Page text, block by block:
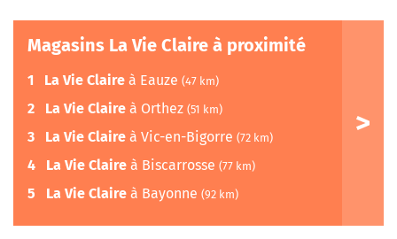
Magasins La Vie Claire à proximité
1 La Vie Claire à Eauze (47 km)
2 La Vie Claire à Orthez (51 km)
3 La Vie Claire à Vic-en-Bigorre (72 km)
4 La Vie Claire à Biscarrosse (77 km)
5 La Vie Claire à Bayonne (92 km)